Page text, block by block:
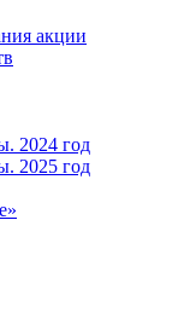
акции
2024 год
2025 год